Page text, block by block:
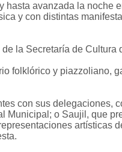
hasta avanzada la noche
y con distintas
la Secretaría de Cultura
folklórico y piazzoliano,
con sus delegaciones,
Municipal; o Saujil, que
artísticas